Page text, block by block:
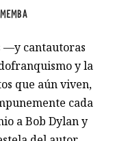
—y cantautoras
y la
que aún viven,
cada
a Bob Dylan y